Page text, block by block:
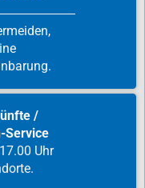
/
Service
Uhr